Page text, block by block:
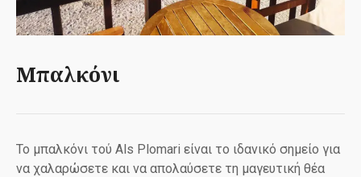
Μπαλκόνι
Το μπαλκόνι τού Als Plomari είναι το ιδανικό σημείο για
να χαλαρώσετε και να απολαύσετε τη μαγευτική θέα